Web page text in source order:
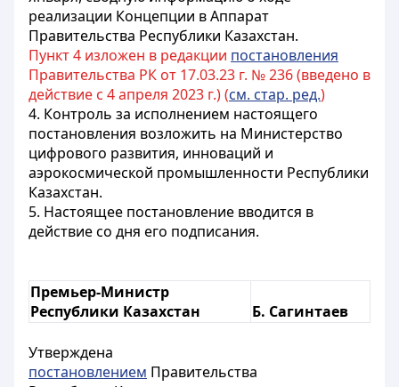
реализации Концепции в Аппарат
Правительства Республики Казахстан.
Пункт 4 изложен в редакции постановления
Правительства РК от 17.03.23 г. № 236 (введено в
действие с 4 апреля 2023 г.) (см. стар. ред.)
4. Контроль за исполнением настоящего
постановления возложить на Министерство
цифрового развития, инноваций и
аэрокосмической промышленности Республики
Казахстан.
5. Настоящее постановление вводится в
действие со дня его подписания.
Премьер-Министр
Республики Казахстан
Б. Сагинтаев
Утверждена
постановлением Правительства